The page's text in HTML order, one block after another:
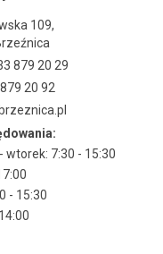
109,
879 20 29
20 92
wtorek: 7:30 - 15:30
- 15:30